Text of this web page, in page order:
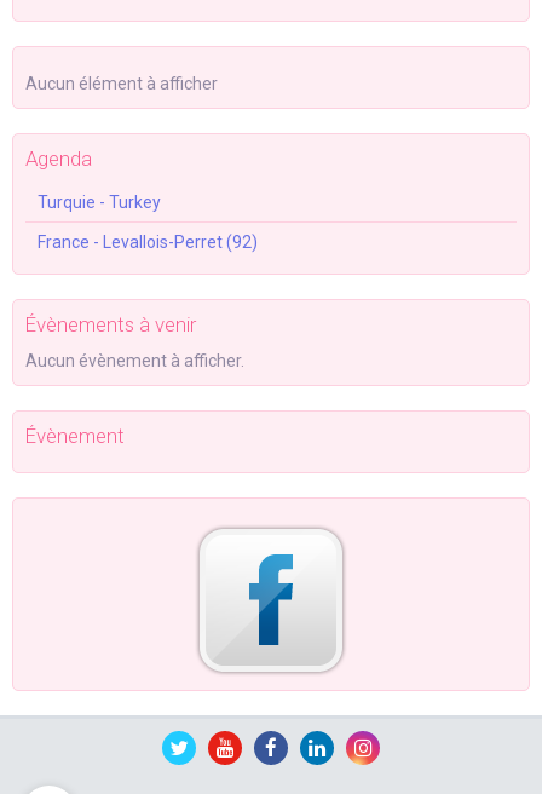
Aucun élément à afficher
Agenda
Turquie - Turkey
France - Levallois-Perret (92)
Évènements à venir
Aucun évènement à afficher.
Évènement